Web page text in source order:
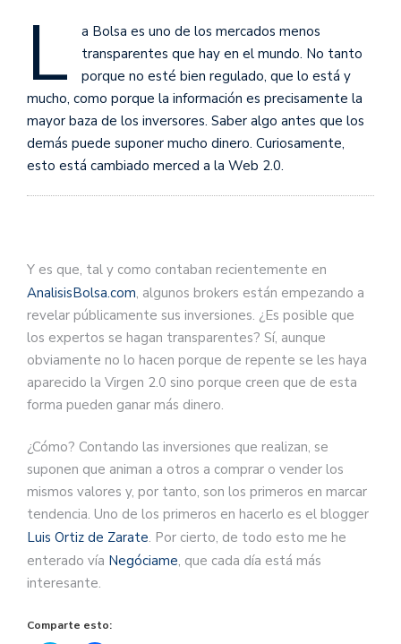
L
a Bolsa es uno de los mercados menos
transparentes que hay en el mundo. No tanto
porque no esté bien regulado, que lo está y
mucho, como porque la información es precisamente la
mayor baza de los inversores. Saber algo antes que los
demás puede suponer mucho dinero. Curiosamente,
esto está cambiado merced a la Web 2.0.
Y es que, tal y como contaban recientemente en
AnalisisBolsa.com, algunos brokers están empezando a
revelar públicamente sus inversiones. ¿Es posible que
los expertos se hagan transparentes? Sí, aunque
obviamente no lo hacen porque de repente se les haya
aparecido la Virgen 2.0 sino porque creen que de esta
forma pueden ganar más dinero.
¿Cómo? Contando las inversiones que realizan, se
suponen que animan a otros a comprar o vender los
mismos valores y, por tanto, son los primeros en marcar
tendencia. Uno de los primeros en hacerlo es el blogger
Luis Ortiz de Zarate. Por cierto, de todo esto me he
enterado vía Negóciame, que cada día está más
interesante.
Comparte esto: